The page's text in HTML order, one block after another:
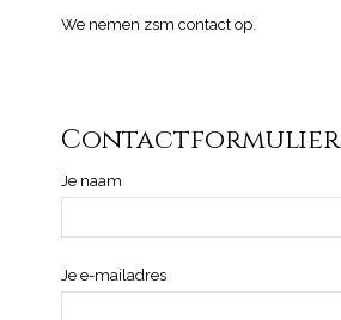
We nemen zsm contact op.
Contactformulier
Je naam
Je e-mailadres